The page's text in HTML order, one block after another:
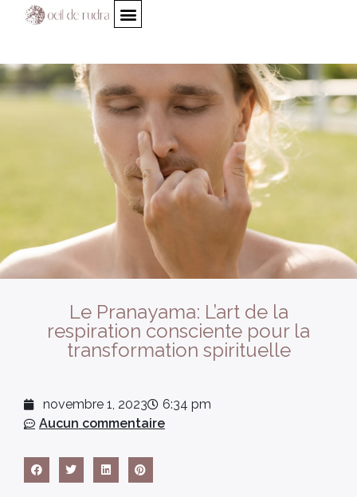
Le Pranayama: L’art de la
respiration consciente pour la
transformation spirituelle
novembre 1, 2023
6:34 pm
Aucun commentaire